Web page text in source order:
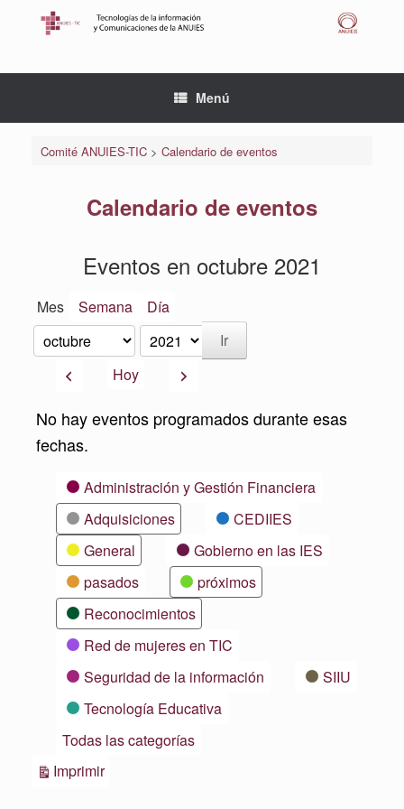
Menú
Comité ANUIES-TIC> Calendario de eventos
Calendario de eventos
Eventos en octubre 2021
Mes Semana Día
Mes
Año
AnteriorHoy Siguiente
No hay eventos programados durante esas
fechas.
CategoríasAdministración y Gestión Financiera
Adquisiciones
CEDIIES
General
Gobierno en las IES
pasados
próximos
Reconocimientos
Red de mujeres en TIC
Seguridad de la información
SIIU
Tecnología Educativa
Todas las categorías
ImprimirVistas